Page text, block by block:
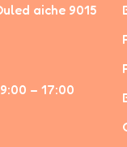
aiche 9015
– 17:00